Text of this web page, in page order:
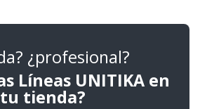
¿profesional?
Líneas UNITIKA en
tu tienda?